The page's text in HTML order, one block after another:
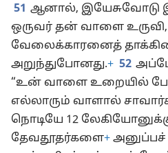
51 ஆனால், இயேசுவோடு
ஒருவர் தன் வாளை
வேலைக்காரனைத்
அறுந்துபோனது.+ 52
“உன் வாளை உறையில்
எல்லாரும் வாளால்
நொடியே 12
தேவதூதர்களை+